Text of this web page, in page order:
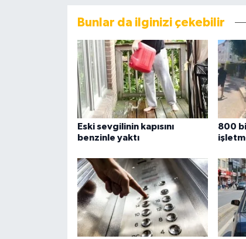
Bunlar da ilginizi çekebilir
Eski sevgilinin kapısını
benzinle yaktı
800